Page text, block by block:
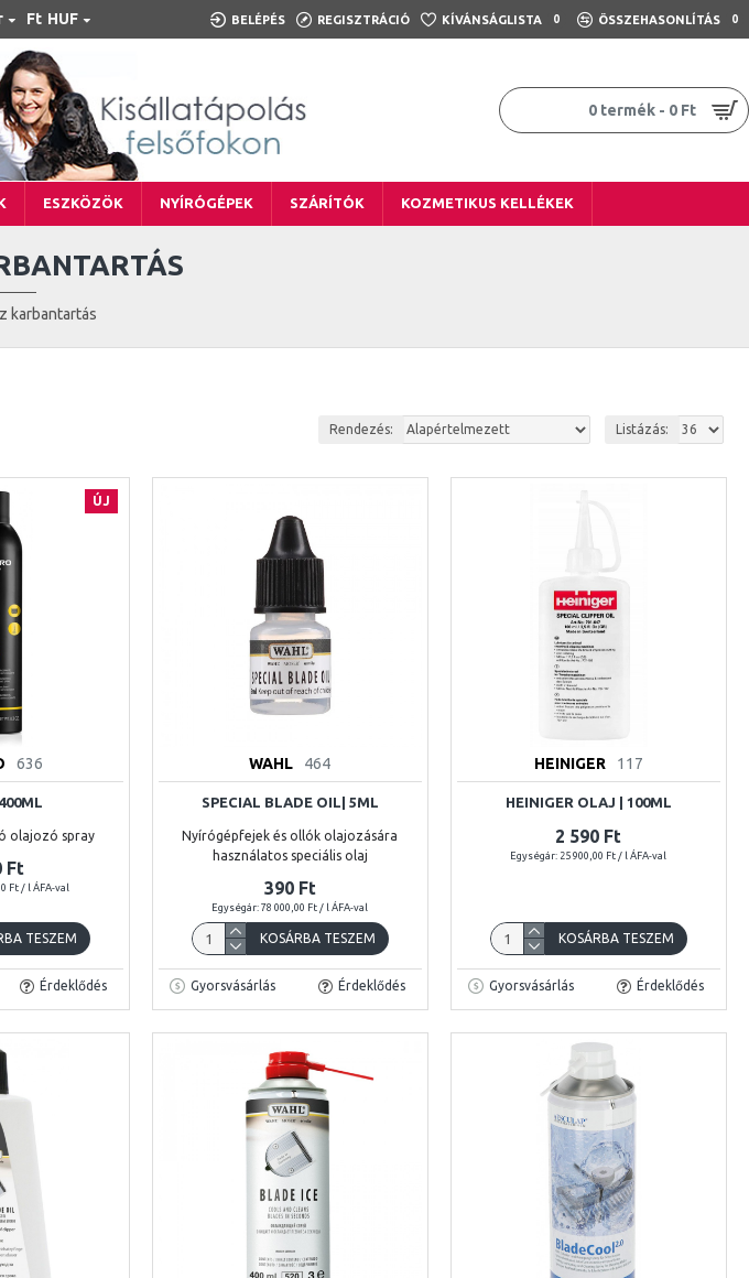
Ft HUF BELÉPÉS REGISZTRÁCIÓ KÍVÁNSÁGLISTA 0 ÖSSZEHASONLÍTÁS 0
0 termék - 0 Ft
ESZKÖZÖK NYÍRÓGÉPEK SZÁRÍTÓK KOZMETIKUS KELLÉKEK
karbantartás
Rendezés: Listázás:
ÚJ
636
olajozó spray
Ft
Ft / l ÁFA-val
TESZEM
Érdeklődés
WAHL 464
SPECIAL BLADE OIL| 5ML
Nyírógépfejek és ollók olajozására
használatos speciális olaj
390 Ft
Egységár: 78 000,00 Ft / l ÁFA-val
KOSÁRBA TESZEM
Gyorsvásárlás Érdeklődés
HEINIGER 117
HEINIGER OLAJ | 100ML
2 590 Ft
Egységár: 25 900,00 Ft / l ÁFA-val
KOSÁRBA TESZEM
Gyorsvásárlás Érdeklődés